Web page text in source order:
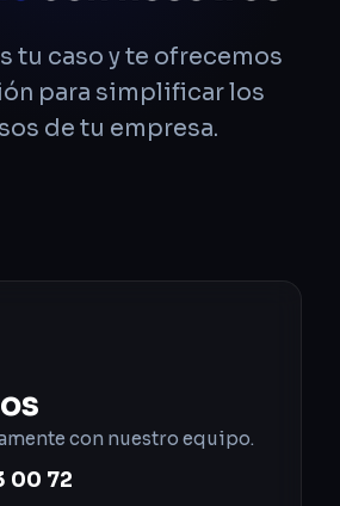
tu caso y te ofrecemos
para simplificar los
de tu empresa.
con nuestro equipo.
00 72